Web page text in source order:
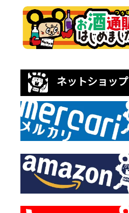
ネットショップ